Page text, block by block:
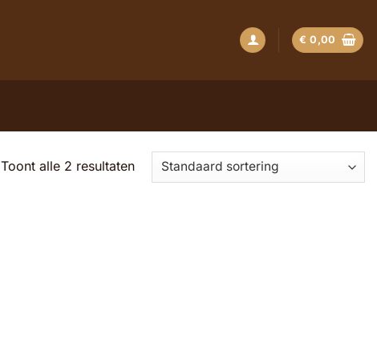
€ 0,00
Toont alle 2 resultaten